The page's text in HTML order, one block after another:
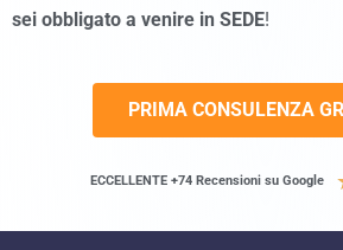
sei obbligato a venire in SEDE!
PRIMA CONSULENZA
ECCELLENTE +74 Recensioni su Google